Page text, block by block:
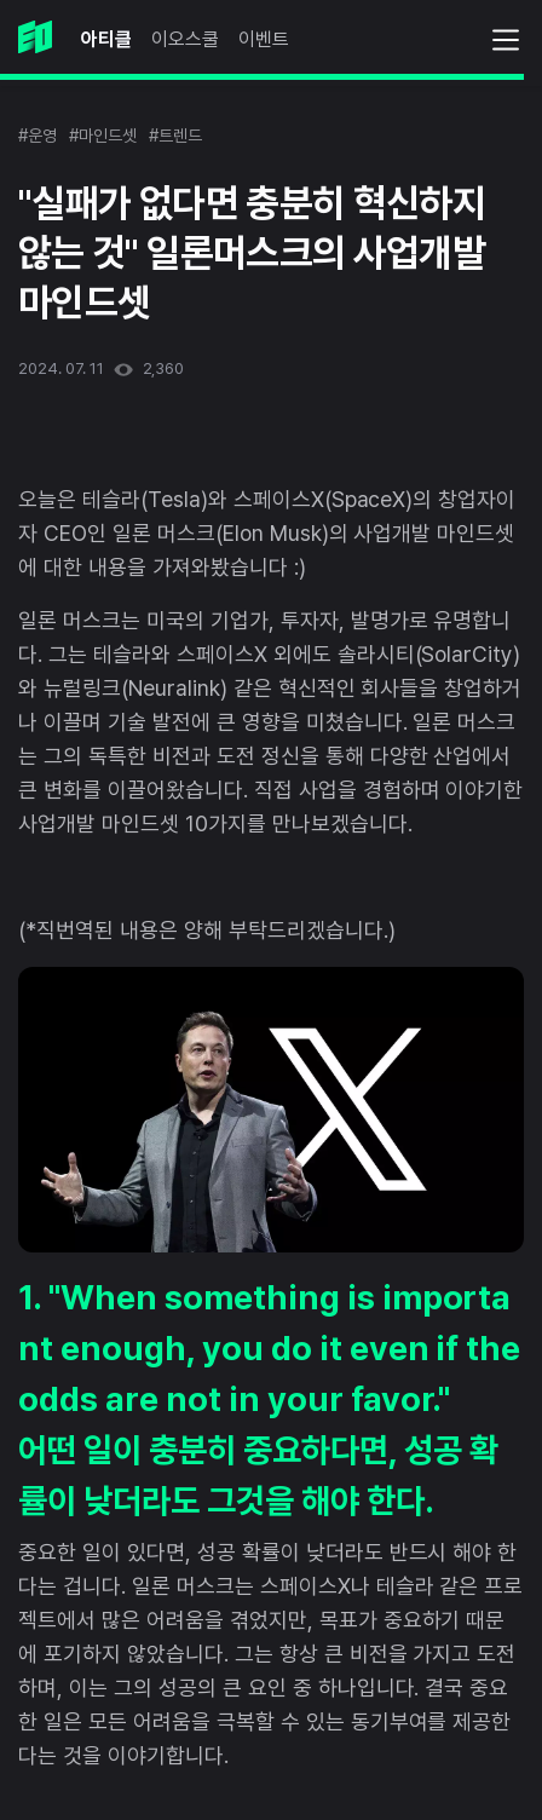
아티클 이오스쿨 이벤트
#운영 #마인드셋 #트렌드
"실패가 없다면 충분히 혁신하지
않는 것" 일론머스크의 사업개발
마인드셋
2024. 07. 11 2,360
오늘은 테슬라(Tesla)와 스페이스X(SpaceX)의 창업자이
자 CEO인 일론 머스크(Elon Musk)의 사업개발 마인드셋
에 대한 내용을 가져와봤습니다 :)
일론 머스크는 미국의 기업가, 투자자, 발명가로 유명합니
다. 그는 테슬라와 스페이스X 외에도 솔라시티(SolarCity)
와 뉴럴링크(Neuralink) 같은 혁신적인 회사들을 창업하거
나 이끌며 기술 발전에 큰 영향을 미쳤습니다. 일론 머스크
는 그의 독특한 비전과 도전 정신을 통해 다양한 산업에서
큰 변화를 이끌어왔습니다. 직접 사업을 경험하며 이야기한
사업개발 마인드셋 10가지를 만나보겠습니다.
(*직번역된 내용은 양해 부탁드리겠습니다.)
1. "When something is importa
nt enough, you do it even if the
odds are not in your favor."
어떤 일이 충분히 중요하다면, 성공 확
률이 낮더라도 그것을 해야 한다.
중요한 일이 있다면, 성공 확률이 낮더라도 반드시 해야 한
다는 겁니다. 일론 머스크는 스페이스X나 테슬라 같은 프로
젝트에서 많은 어려움을 겪었지만, 목표가 중요하기 때문
에 포기하지 않았습니다. 그는 항상 큰 비전을 가지고 도전
하며, 이는 그의 성공의 큰 요인 중 하나입니다. 결국 중요
한 일은 모든 어려움을 극복할 수 있는 동기부여를 제공한
다는 것을 이야기합니다.